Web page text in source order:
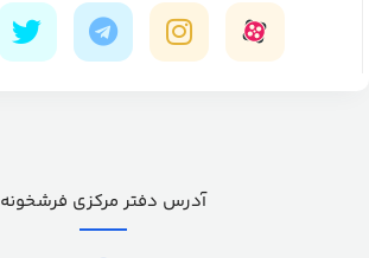
آدرس دفتر مرکزی فرشخونه